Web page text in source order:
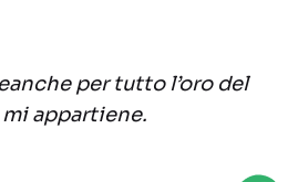
per tutto l’oro del
appartiene.